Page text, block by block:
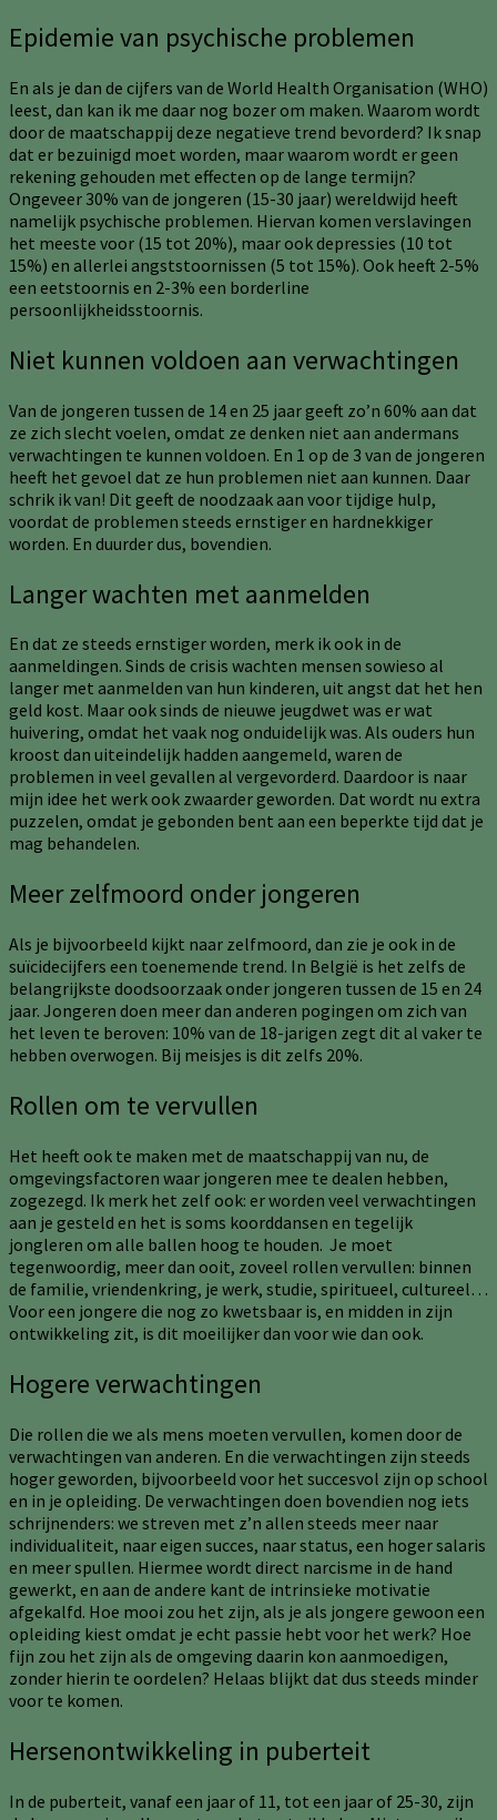
Epidemie van psychische problemen
En als je dan de cijfers van de World Health Organisation (WHO)
leest, dan kan ik me daar nog bozer om maken. Waarom wordt
door de maatschappij deze negatieve trend bevorderd? Ik snap
dat er bezuinigd moet worden, maar waarom wordt er geen
rekening gehouden met effecten op de lange termijn?
Ongeveer 30% van de jongeren (15-30 jaar) wereldwijd heeft
namelijk psychische problemen. Hiervan komen verslavingen
het meeste voor (15 tot 20%), maar ook depressies (10 tot
15%) en allerlei angststoornissen (5 tot 15%). Ook heeft 2-5%
een eetstoornis en 2-3% een borderline
persoonlijkheidsstoornis.
Niet kunnen voldoen aan verwachtingen
Van de jongeren tussen de 14 en 25 jaar geeft zo’n 60% aan dat
ze zich slecht voelen, omdat ze denken niet aan andermans
verwachtingen te kunnen voldoen. En 1 op de 3 van de jongeren
heeft het gevoel dat ze hun problemen niet aan kunnen. Daar
schrik ik van! Dit geeft de noodzaak aan voor tijdige hulp,
voordat de problemen steeds ernstiger en hardnekkiger
worden. En duurder dus, bovendien.
Langer wachten met aanmelden
En dat ze steeds ernstiger worden, merk ik ook in de
aanmeldingen. Sinds de crisis wachten mensen sowieso al
langer met aanmelden van hun kinderen, uit angst dat het hen
geld kost. Maar ook sinds de nieuwe jeugdwet was er wat
huivering, omdat het vaak nog onduidelijk was. Als ouders hun
kroost dan uiteindelijk hadden aangemeld, waren de
problemen in veel gevallen al vergevorderd. Daardoor is naar
mijn idee het werk ook zwaarder geworden. Dat wordt nu extra
puzzelen, omdat je gebonden bent aan een beperkte tijd dat je
mag behandelen.
Meer zelfmoord onder jongeren
Als je bijvoorbeeld kijkt naar zelfmoord, dan zie je ook in de
suïcidecijfers een toenemende trend. In België is het zelfs de
belangrijkste doodsoorzaak onder jongeren tussen de 15 en 24
jaar. Jongeren doen meer dan anderen pogingen om zich van
het leven te beroven: 10% van de 18-jarigen zegt dit al vaker te
hebben overwogen. Bij meisjes is dit zelfs 20%.
Rollen om te vervullen
Het heeft ook te maken met de maatschappij van nu, de
omgevingsfactoren waar jongeren mee te dealen hebben,
zogezegd. Ik merk het zelf ook: er worden veel verwachtingen
aan je gesteld en het is soms koorddansen en tegelijk
jongleren om alle ballen hoog te houden. Je moet
tegenwoordig, meer dan ooit, zoveel rollen vervullen: binnen
de familie, vriendenkring, je werk, studie, spiritueel, cultureel…
Voor een jongere die nog zo kwetsbaar is, en midden in zijn
ontwikkeling zit, is dit moeilijker dan voor wie dan ook.
Hogere verwachtingen
Die rollen die we als mens moeten vervullen, komen door de
verwachtingen van anderen. En die verwachtingen zijn steeds
hoger geworden, bijvoorbeeld voor het succesvol zijn op school
en in je opleiding. De verwachtingen doen bovendien nog iets
schrijnenders: we streven met z’n allen steeds meer naar
individualiteit, naar eigen succes, naar status, een hoger salaris
en meer spullen. Hiermee wordt direct narcisme in de hand
gewerkt, en aan de andere kant de intrinsieke motivatie
afgekalfd. Hoe mooi zou het zijn, als je als jongere gewoon een
opleiding kiest omdat je echt passie hebt voor het werk? Hoe
fijn zou het zijn als de omgeving daarin kon aanmoedigen,
zonder hierin te oordelen? Helaas blijkt dat dus steeds minder
voor te komen.
Hersenontwikkeling in puberteit
In de puberteit, vanaf een jaar of 11, tot een jaar of 25-30, zijn